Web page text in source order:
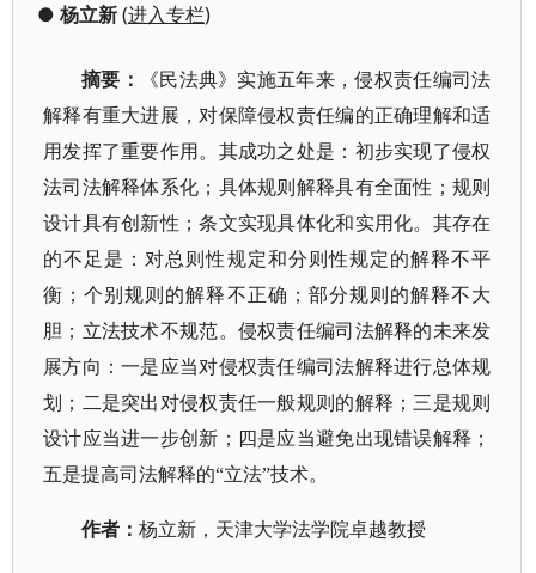
● 杨立新(进入专栏)
摘要 ：
《民法典》实施五年来，侵权责任编司法
解释有重大进展，对保障侵权责任编的正确理解和适
用发挥了重要作用。其成功之处是：初步实现了侵权
法司法解释体系化；具体规则解释具有全面性；规则
设计具有创新性；条文实现具体化和实用化。其存在
的不足是：对总则性规定和分则性规定的解释不平
衡；个别规则的解释不正确；部分规则的解释不大
胆；立法技术不规范。侵权责任编司法解释的未来发
展方向：一是应当对侵权责任编司法解释进行总体规
划；二是突出对侵权责任一般规则的解释；三是规则
设计应当进一步创新；四是应当避免出现错误解释；
五是提高司法解释的“立法”技术。
作者： 杨立新，天津大学法学院卓越教授